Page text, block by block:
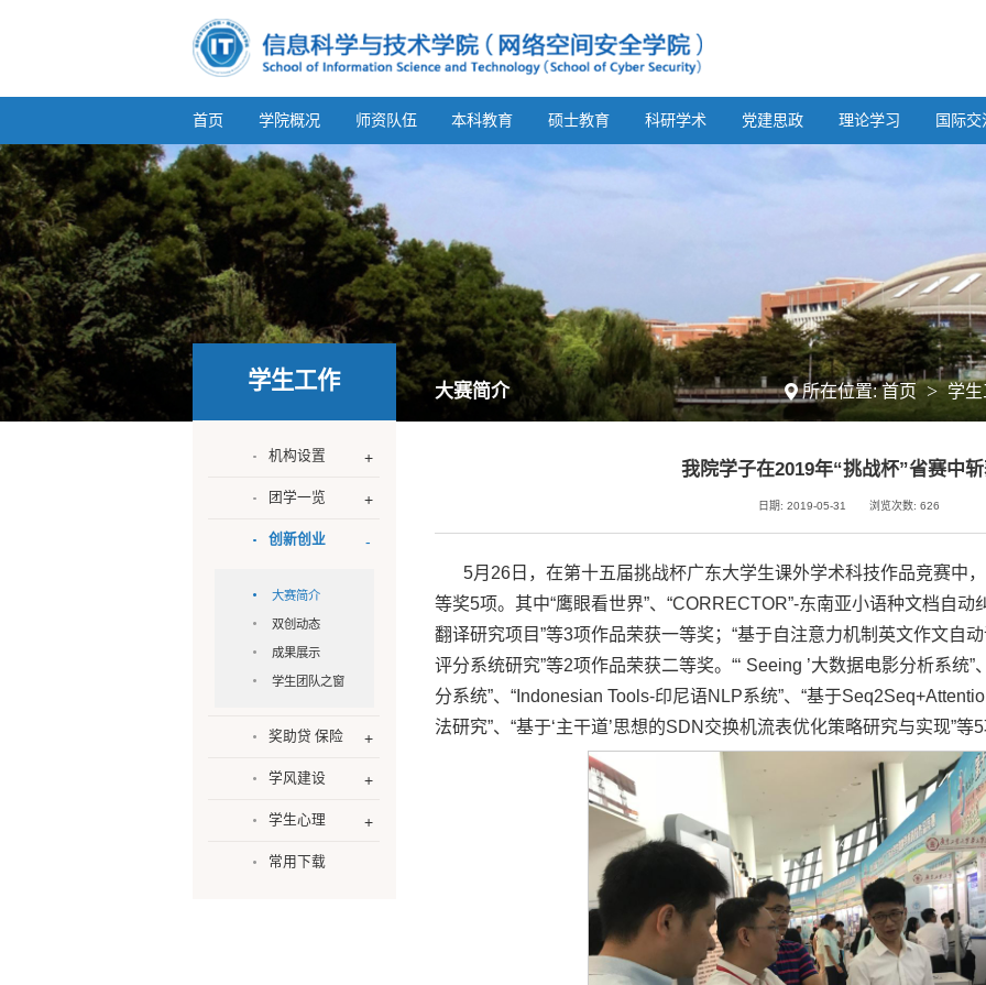
首页 学院概况 师资队伍 本科教育 硕士教育 科研学术 党建思政 理论学习 国际交
大赛简介 所在位置:首页 > 学
学生工作
机构设置
团学一览
创新创业
大赛简介
双创动态
成果展示
学生团队之窗
奖助贷 保险
学风建设
学生心理
常用下载
我院学子在2019年“挑战杯”省赛中
日期: 2019-05-31 浏览次数:626
5月26日，在第十五届挑战杯广东大学生课外学术科技作品竞赛中
等奖5项。其中“鹰眼看世界”、“CORRECTOR”-东南亚小语种文档自
翻译研究项目”等3项作品荣获一等奖；“基于自注意力机制英文作文自
评分系统研究”等2项作品荣获二等奖。“‘ Seeing ’大数据电影分析系统
分系统”、“Indonesian Tools-印尼语NLP系统”、“基于
法研究”、“基于‘主干道’思想的SDN交换机流表优化策略研究与实现”等